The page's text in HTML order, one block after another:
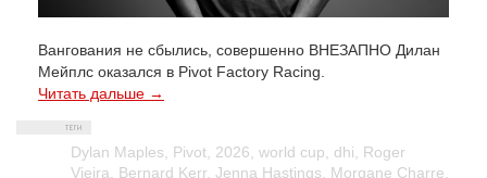
Вангования не сбылись, совершенно ВНЕЗАПНО Дилан
Мейплс оказался в Pivot Factory Racing.
Читать дальше →
Dylan Maples Pivot 2026 world cup dhi
Roger
Vieira
Bernard Kerr Jenna Hastings Morgane Charre